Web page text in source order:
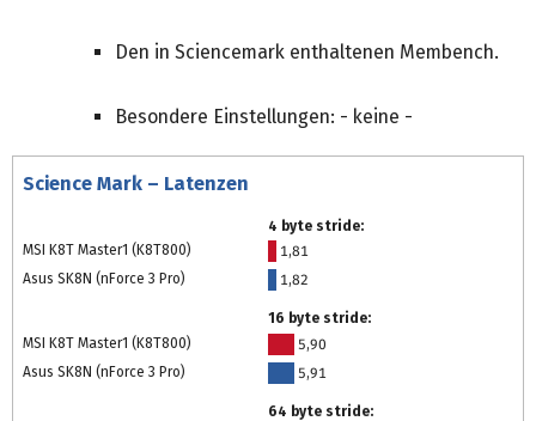
Den in Sciencemark enthaltenen Membench.
Besondere Einstellungen: - keine -
Science Mark – Latenzen
4 byte stride:
MSI K8T Master1 (K8T800)
1,81
Asus SK8N (nForce 3 Pro)
1,82
16 byte stride:
MSI K8T Master1 (K8T800)
5,90
Asus SK8N (nForce 3 Pro)
5,91
64 byte stride: